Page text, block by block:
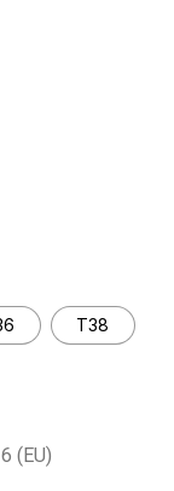
T38
(EU)